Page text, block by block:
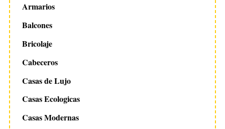
Armarios
Balcones
Bricolaje
Cabeceros
Casas de Lujo
Casas Ecologicas
Casas Modernas